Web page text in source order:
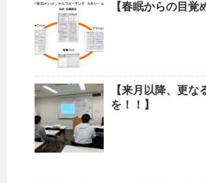
【春眠からの目覚
【来月以降、更な
を！！】